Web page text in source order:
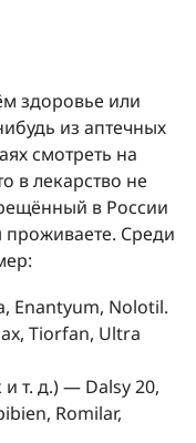
здоровье или
из аптечных
смотреть на
в лекарство не
в России
проживаете. Среди
Enantyum, Nolotil.
Tiorfan, Ultra
т. д.) — Dalsy 20,
Romilar,